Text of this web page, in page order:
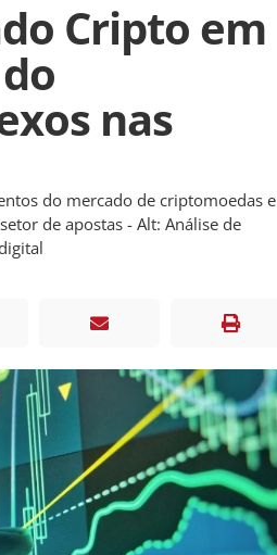
Cripto em
nas
do mercado de criptomoedas e
de apostas - Alt: Análise de